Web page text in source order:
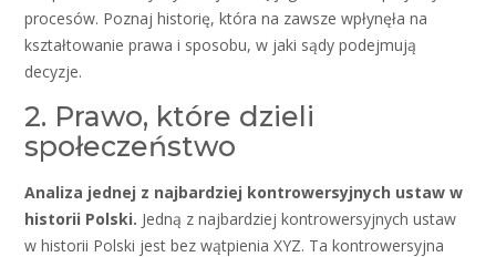
procesów. Poznaj historię, która na zawsze wpłynęła na
kształtowanie prawa i sposobu, w jaki sądy podejmują
decyzje.
2. Prawo, które dzieli
społeczeństwo
Analiza jednej z najbardziej kontrowersyjnych ustaw w
historii Polski. Jedną z najbardziej kontrowersyjnych ustaw
w historii Polski jest bez wątpienia XYZ. Ta kontrowersyjna